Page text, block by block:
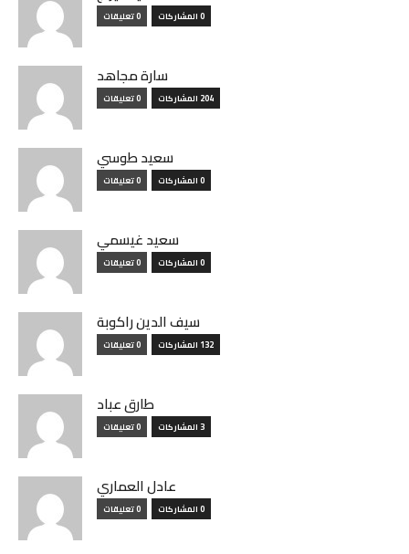
0 المشاركات 0 تعليقات
سارة مجاهد
204 المشاركات 0 تعليقات
سعيد طوسي
0 المشاركات 0 تعليقات
سعيد غيسمي
0 المشاركات 0 تعليقات
سيف الدين راكوبة
132 المشاركات 0 تعليقات
طارق عباد
3 المشاركات 0 تعليقات
عادل العماري
0 المشاركات 0 تعليقات